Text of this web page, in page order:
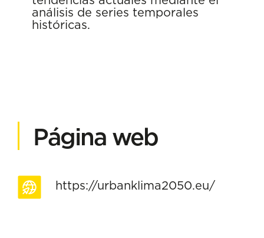
análisis de series temporales
históricas.
Página web
https://urbanklima2050.eu/